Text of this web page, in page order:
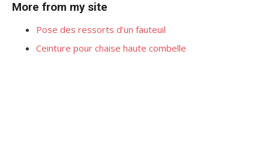
More from my site
Pose des ressorts d’un fauteuil
Ceinture pour chaise haute combelle